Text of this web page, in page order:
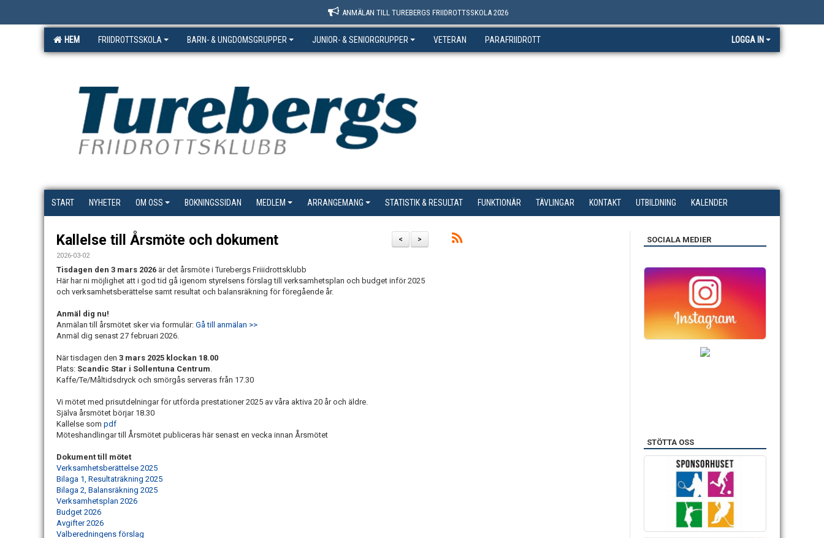
ANMÄLAN TILL TUREBERGS FRIIDROTTSSKOLA 2026
HEM FRIIDROTTSSKOLA BARN- & UNGDOMSGRUPPER JUNIOR- & SENIORGRUPPER VETERAN PARAFRIIDROTT LOGGA IN
START NYHETER OM OSS BOKNINGSSIDAN MEDLEM ARRANGEMANG STATISTIK & RESULTAT FUNKTIONÄR TÄVLINGAR KONTAKT UTBILDNING KALENDER
>
<
Kallelse till Årsmöte och dokument
2026-03-02
Tisdagen den 3 mars 2026 är det årsmöte i Turebergs Friiidrottsklubb
Här har ni möjlighet att i god tid gå igenom styrelsens förslag till verksamhetsplan och budget inför 2025
och verksamhetsberättelse samt resultat och balansräkning för föregående år.
Anmäl dig nu!
Anmälan till årsmötet sker via formulär: Gå till anmälan >>
Anmäl dig senast 27 februari 2026.
När tisdagen den 3 mars 2025 klockan 1 8.00
Plats: Scandic Star i Sollentuna Centrum.
Kaffe/Te/Måltidsdryck och smörgås serveras från 17.30
Vi mötet med prisutdelningar för utförda prestationer 2025 av våra aktiva 20 år och äldre.
Själva årsmötet börjar 18.30
Kallelse som pdf
Möteshandlingar till Årsmötet publiceras här senast en vecka innan Årsmötet
Dokument till mötet
Verksamhetsberättelse 2025
Bilaga 1, Resultaträkning 2025
Bilaga 2, Balansräkning 2025
Verksamhetsplan 2026
Budget 2026
Avgifter 2026
Valberedningens förslag
SOCIALA MEDIER
STÖTTA OSS